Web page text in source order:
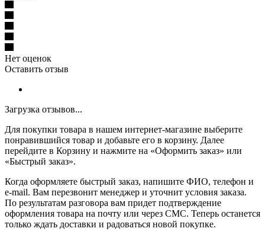
Нет оценок
Оставить отзыв
Загрузка отзывов...
Для покупки товара в нашем интернет-магазине выберите
понравившийся товар и добавьте его в корзину. Далее
перейдите в Корзину и нажмите на «Оформить заказ» или
«Быстрый заказ».
Когда оформляете быстрый заказ, напишите ФИО, телефон и
e-mail. Вам перезвонит менеджер и уточнит условия заказа.
По результатам разговора вам придет подтверждение
оформления товара на почту или через СМС. Теперь останется
только ждать доставки и радоваться новой покупке.